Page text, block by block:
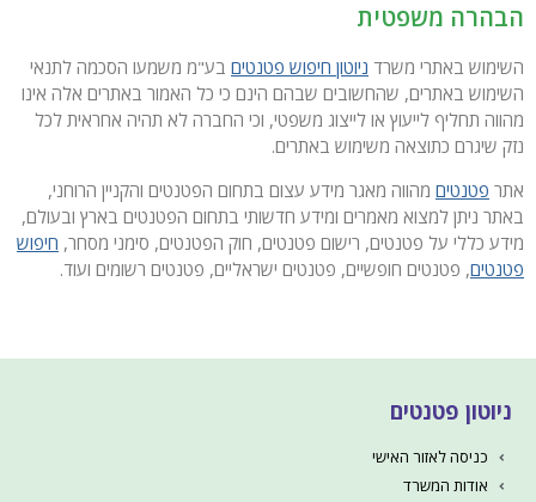
הבהרה משפטית
השימוש באתרי משרד ניוטון חיפוש פטנטים בע"מ משמעו הסכמה לתנאי
השימוש באתרים, שהחשובים שבהם הינם כי כל האמור באתרים אלה אינו
מהווה תחליף לייעוץ או לייצוג משפטי, וכי החברה לא תהיה אחראית לכל
נזק שיגרם כתוצאה משימוש באתרים.
אתר פטנטים מהווה מאגר מידע עצום בתחום הפטנטים והקניין הרוחני,
באתר ניתן למצוא מאמרים ומידע חדשותי בתחום הפטנטים בארץ ובעולם,
מידע כללי על פטנטים, רישום פטנטים, חוק הפטנטים, סימני מסחר, חיפוש
פטנטים, פטנטים חופשיים, פטנטים ישראליים, פטנטים רשומים ועוד.
ניוטון פטנטים
כניסה לאזור האישי
אודות המשרד